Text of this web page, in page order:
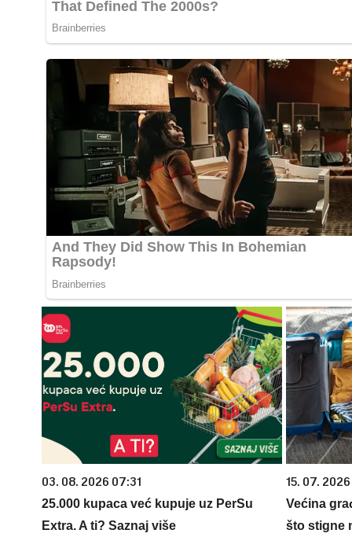
03. 08. 2026 07:31
25.000 kupaca već kupuje uz PerSu
Extra. A ti? Saznaj više
15. 07.
Većina
što stigne